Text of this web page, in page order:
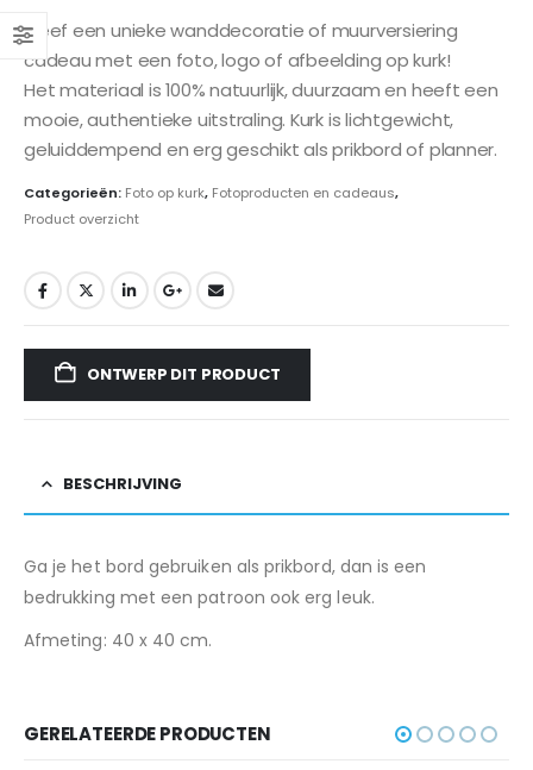
Geef een unieke wanddecoratie of muurversiering
cadeau met een foto, logo of afbeelding op kurk!
Het materiaal is 100% natuurlijk, duurzaam en heeft een
mooie, authentieke uitstraling. Kurk is lichtgewicht,
geluiddempend en erg geschikt als prikbord of planner.
Categorieën: Foto op kurk, Fotoproducten en cadeaus,
Product overzicht
ONTWERP DIT PRODUCT
BESCHRIJVING
Ga je het bord gebruiken als prikbord, dan is een
bedrukking met een patroon ook erg leuk.
Afmeting: 40 x 40 cm.
GERELATEERDE PRODUCTEN